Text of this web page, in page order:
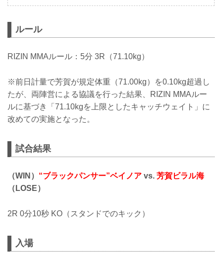
ルール
RIZIN MMAルール：5分 3R（71.10kg）
※前日計量で芳賀が規定体重（71.00kg）を0.10kg超過し
たが、両陣営による協議を行った結果、RIZIN MMAルー
ルに基づき「71.10kgを上限としたキャッチウェイト」に
改めての実施となった。
試合結果
（WIN） “ブラックパンサー”ベイノア vs. 芳賀ビラル海
（LOSE）
2R 0分10秒 KO（スタンドでのキック）
入場